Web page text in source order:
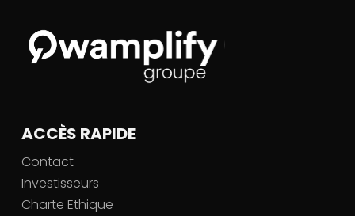
ACCÈS RAPIDE
Contact
Investisseurs
Charte Ethique